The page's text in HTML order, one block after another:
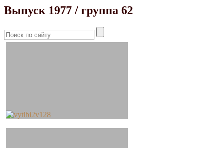
Выпуск 1977 / группа 62